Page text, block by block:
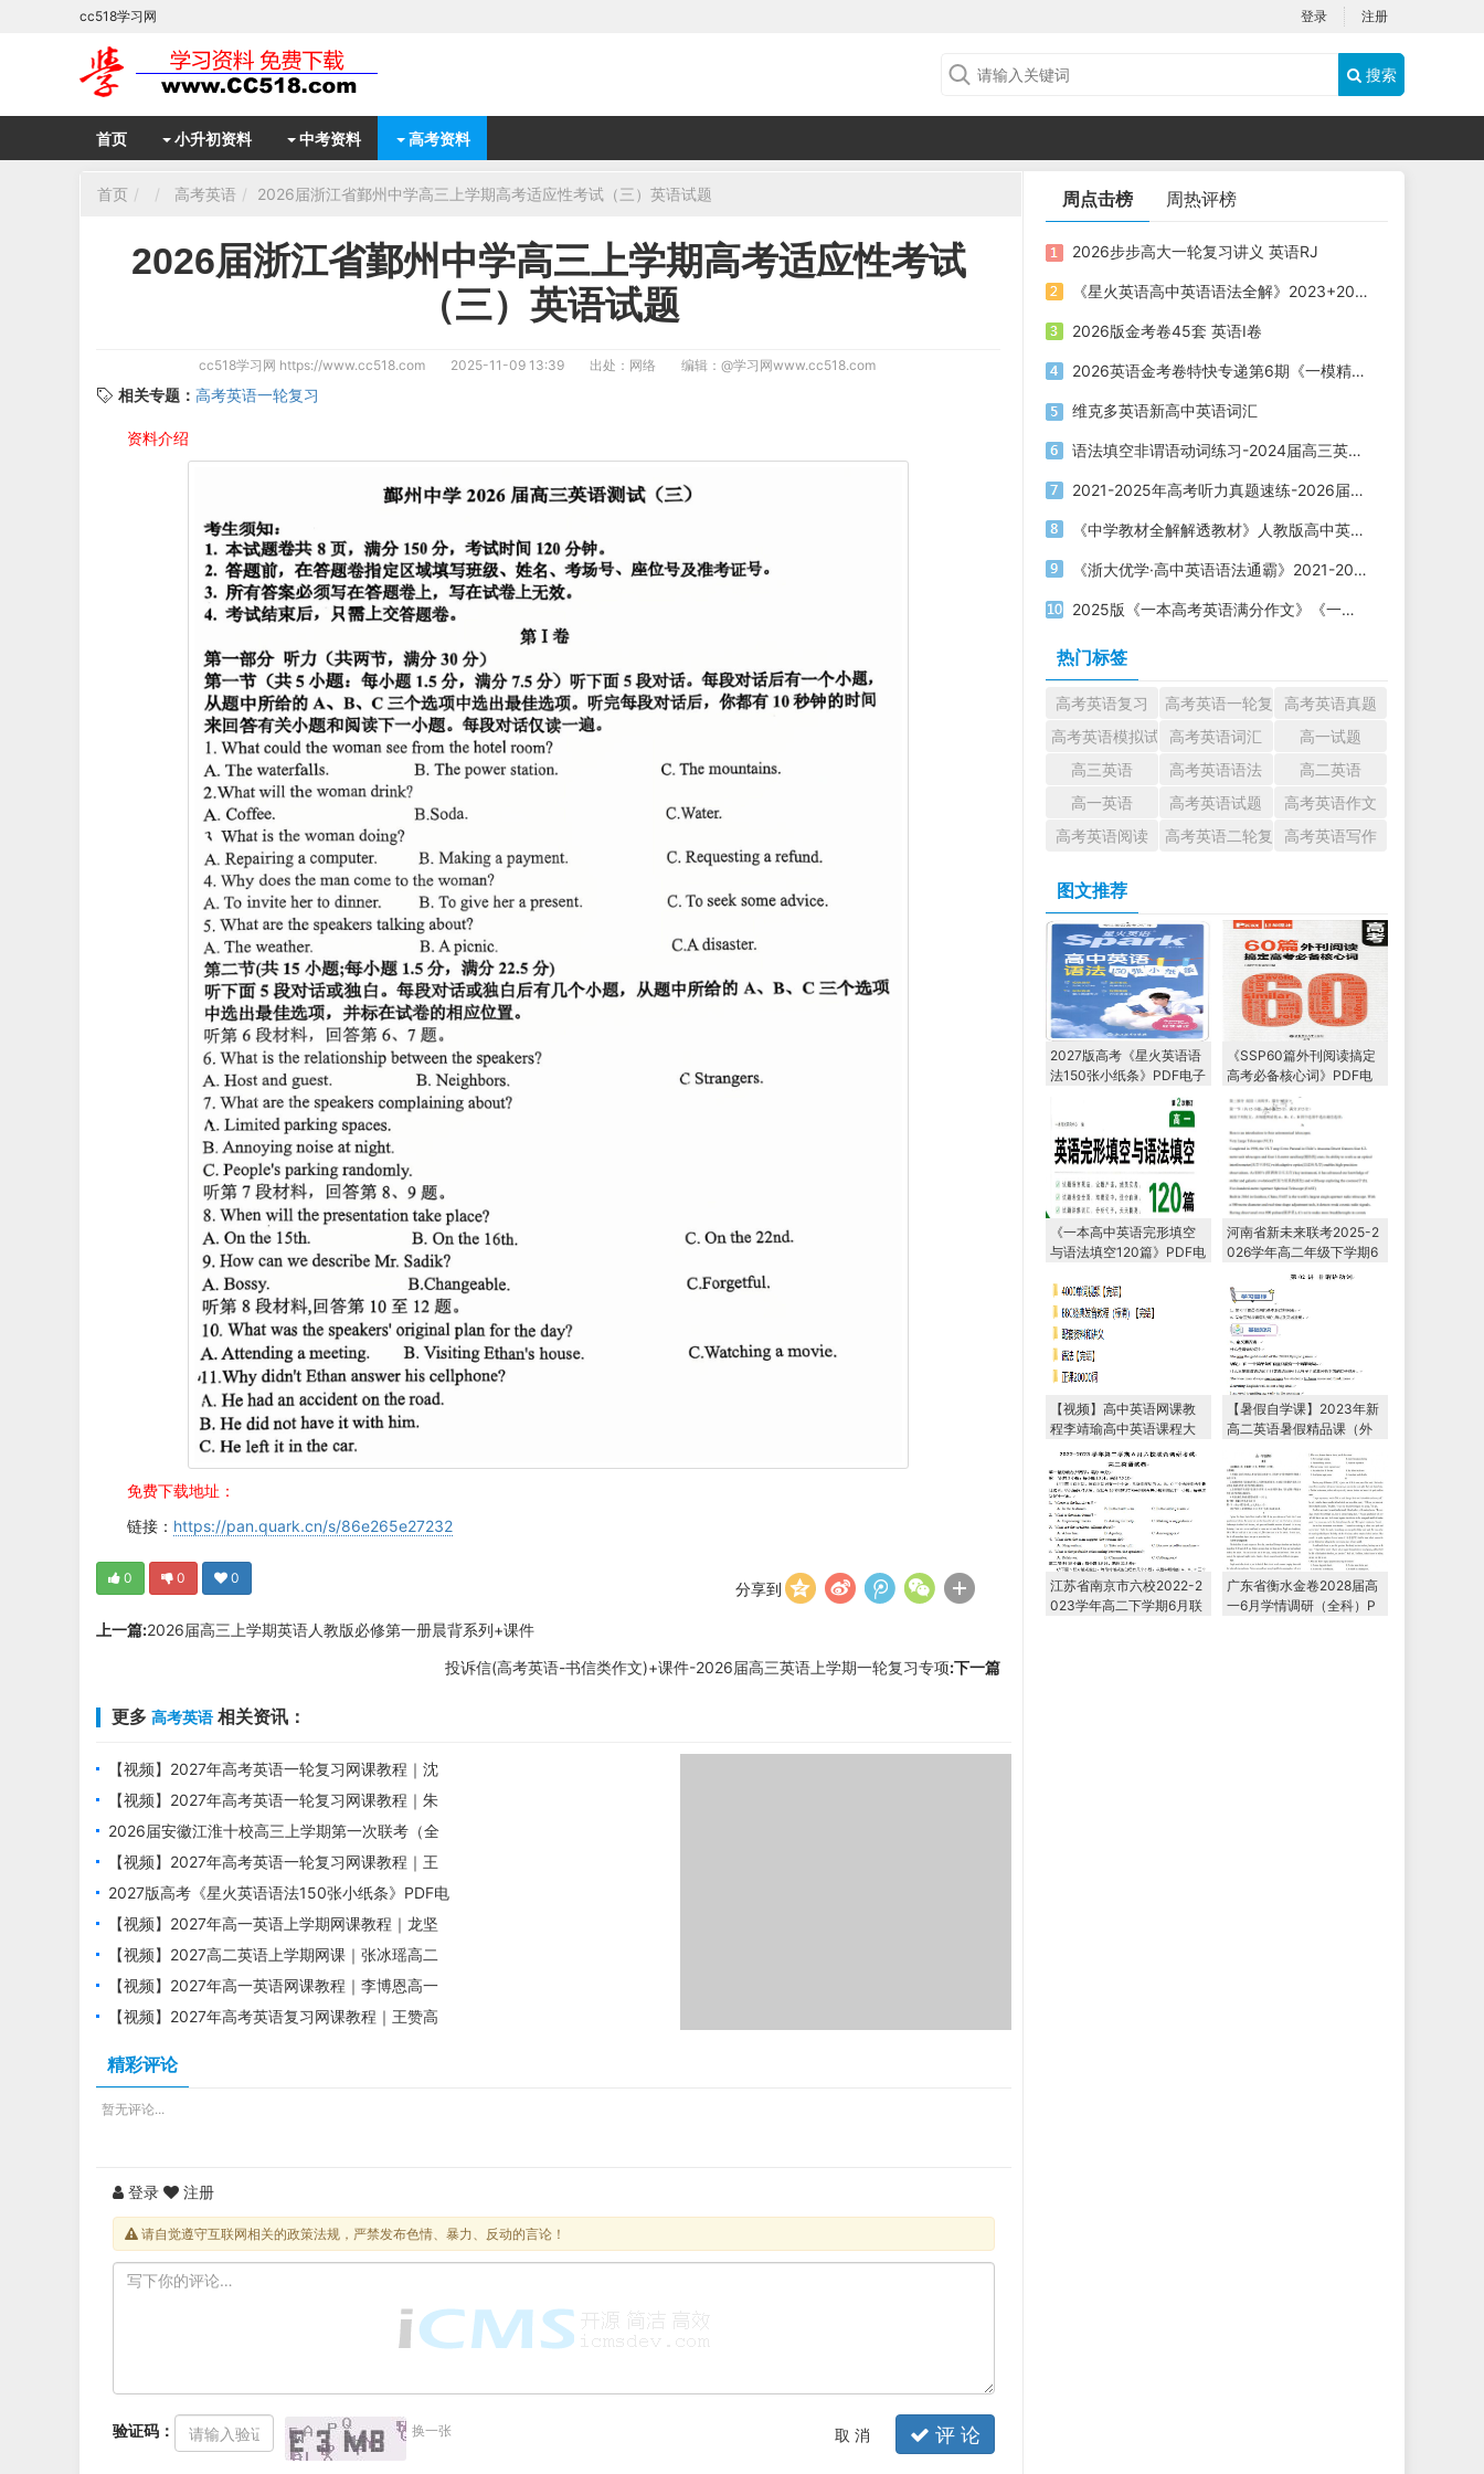
cc518学习网 登录 注册
搜索
首页 小升初资料 中考资料 高考资料
首页 高考英语 2026届浙江省鄞州中学高三上学期高考适应性考试（三）英语试题
2026届浙江省鄞州中学高三上学期高考适应性考试
（三）英语试题
cc518学习网 https://www.cc518.com 2025-11-09 13:39 出处：网络 编辑： @学习网www.cc518.com
相关专题： 高考英语一轮复习
资料介绍
免费下载地址：
链接： https://pan.quark.cn/s/86e265e27232
分享到
0 0 0
上一篇:2026届高三上学期英语人教版必修第一册晨背系列+课件
投诉信(高考英语-书信类作文)+课件-2026届高三英语上学期一轮复习专项:下一篇
更多 高考英语相关资讯：
【视频】2027年高考英语一轮复习网课教程｜沈
嘉柯高三英语上学期暑假班视频教程
【视频】2027年高考英语一轮复习网课教程｜朱
汉祺高三英语上学期暑假班视频教程
2026届安徽江淮十校高三上学期第一次联考（全
科）
【视频】2027年高考英语一轮复习网课教程｜王
双林高三英语上学期暑假班视频教程
2027版高考《星火英语语法150张小纸条》PDF电
子版下载
【视频】2027年高一英语上学期网课教程｜龙坚
高一英语暑假班视频教程
【视频】2027高二英语上学期网课｜张冰瑶高二
英语暑假班视频教程
【视频】2027年高一英语网课教程｜李博恩高一
英语s上学期暑假班视频教程
【视频】2027年高考英语复习网课教程｜王赞高
精彩评论
暂无评论...
登录 注册
请自觉遵守互联网相关的政策法规，严禁发布色情、暴力、反动的言论！
验证码： 换一张 评 论
取 消
周点击榜 周热评榜
2026步步高大一轮复习讲义 英语RJ
《星火英语高中英语语法全解》2023+2025版 电子版下载打印
2026版金考卷45套 英语I卷
2026英语金考卷特快专递第6期《一模精选卷》PDF电子版下载
维克多英语新高中英语词汇
语法填空非谓语动词练习-2024届高三英语二轮复习
2021-2025年高考听力真题速练-2026届高考英语专题复习
《中学教材全解解透教材》人教版高中英语必修第一二三册电子版下载
《浙大优学·高中英语语法通霸》2021-2025版 电子版打印下载
2025版《一本高考英语满分作文》《一本高考英语写作满分素材》电子版下载打印
热门标签
高考英语复习 高考英语一轮复习高考英语真题
高考英语模拟试题高考英语词汇
高一试题
高三英语
高考英语语法
高二英语
高一英语
高考英语试题
高考英语作文
高考英语阅读
高考英语二轮复习高考英语写作
图文推荐
2027版高考《星火英语语
法150张小纸条》PDF电子
《SSP60篇外刊阅读搞定
高考必备核心词》PDF电
子版下载
《一本高中英语完形填空
与语法填空120篇》PDF电
河南省新未来联考2025-2
026学年高二年级下学期6
【视频】高中英语网课教
程李靖瑜高中英语课程大
全教学视频
【暑假自学课】2023年新
高二英语暑假精品课（外
江苏省南京市六校2022-2
023学年高二下学期6月联
广东省衡水金卷2028届高
一6月学情调研（全科）P